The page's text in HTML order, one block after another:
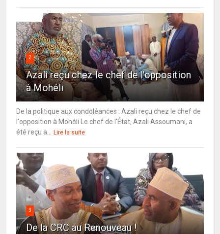
2
Azali reçu chez le chef de l'opposition
à Mohéli
De la politique aux condoléances : Azali reçu chez le chef de
l'opposition à Mohéli Le chef de l'État, Azali Assoumani, a
été reçu a...
Lire la suite
3
De la CRC au Renouveau !